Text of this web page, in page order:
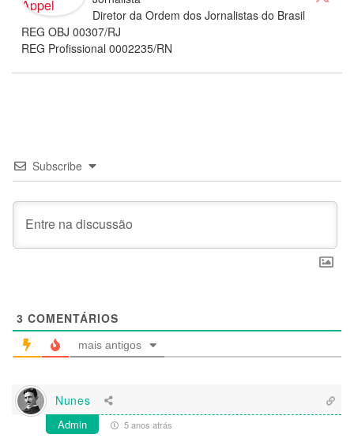
Diretor da Ordem dos Jornalistas do Brasil
REG OBJ 00307/RJ
REG Profissional 0002235/RN
Subscribe
3 COMENTÁRIOS
mais antigos
Nunes
Admin 5 anos atrás